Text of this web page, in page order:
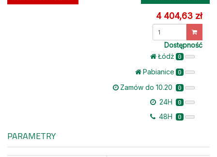
4 404,63 zł
Dostępność
Łódż 0
Pabianice 0
Zamów do 10.20 0
24H 0
48H 0
PARAMETRY